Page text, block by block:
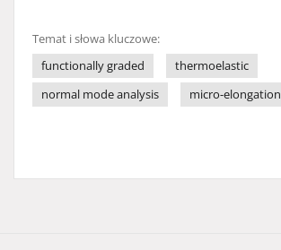
Temat i słowa kluczowe:
functionally graded
thermoelastic
normal mode analysis
micro-elongation